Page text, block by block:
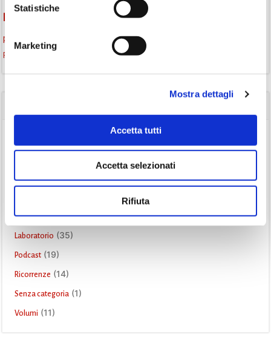
Statistiche
Marketing
Mostra dettagli
Accetta tutti
Accetta selezionati
Rifiuta
monselice Monselice scrive
podcast letterario podcast libri promozione della lettura
Recensione Storia
Eventi(175)
Inclusività(3)
Laboratorio (35)
Podcast (19)
Ricorrenze (14)
Senza categoria (1)
Volumi (11)